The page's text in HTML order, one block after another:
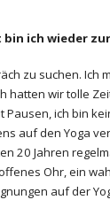
bin ich wieder
zu suchen. Ich
hatten wir tolle
Pausen, ich bin
auf den Yoga
20 Jahren
Ohr, ein
auf der